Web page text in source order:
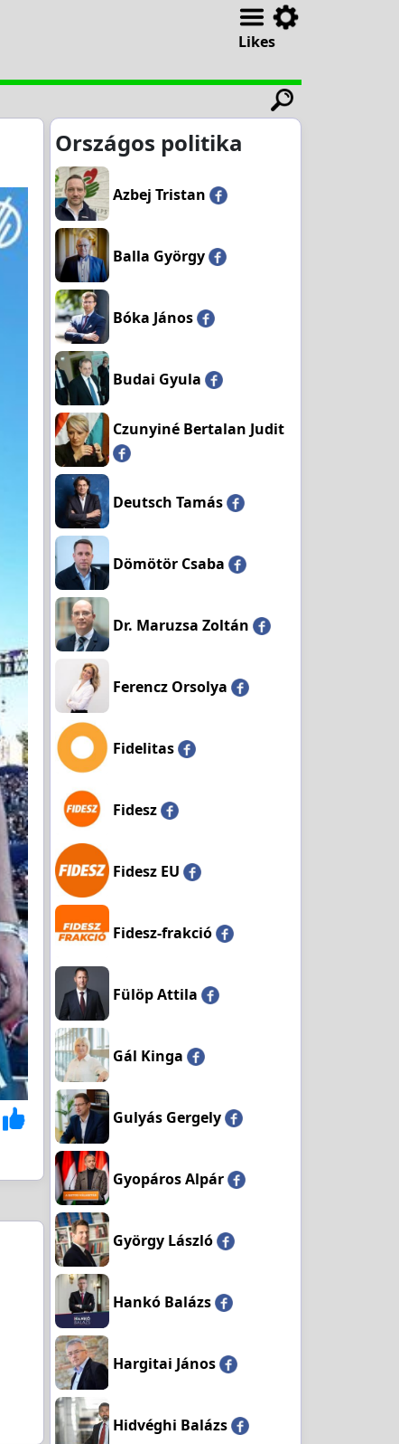
Likes
Országos politika
Azbej Tristan
Balla György
Bóka János
Budai Gyula
Czunyiné Bertalan Judit
Deutsch Tamás
Dömötör Csaba
Dr. Maruzsa Zoltán
Ferencz Orsolya
Fidelitas
Fidesz
Fidesz EU
Fidesz-frakció
Fülöp Attila
Gál Kinga
Gulyás Gergely
Gyopáros Alpár
György László
Hankó Balázs
Hargitai János
Hidvéghi Balázs